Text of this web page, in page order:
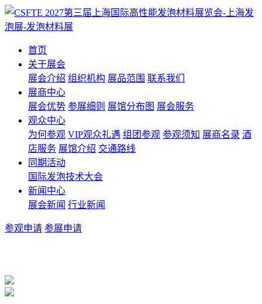
首页
关于展会
展会介绍 组织机构 展品范围 联系我们
展商中心
展会优势 参展细则 展馆分布图 展会服务
观众中心
为何参观 VIP观众礼遇 组团参观 参观须知 展商名录 酒
店服务 展馆介绍 交通路线
同期活动
国际发泡技术大会
新闻中心
展会新闻 行业新闻
参观申请 参展申请